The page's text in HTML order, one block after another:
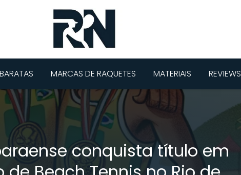
MARCAS DE RAQUETES MATERIAIS REVIEWS
conquista título em